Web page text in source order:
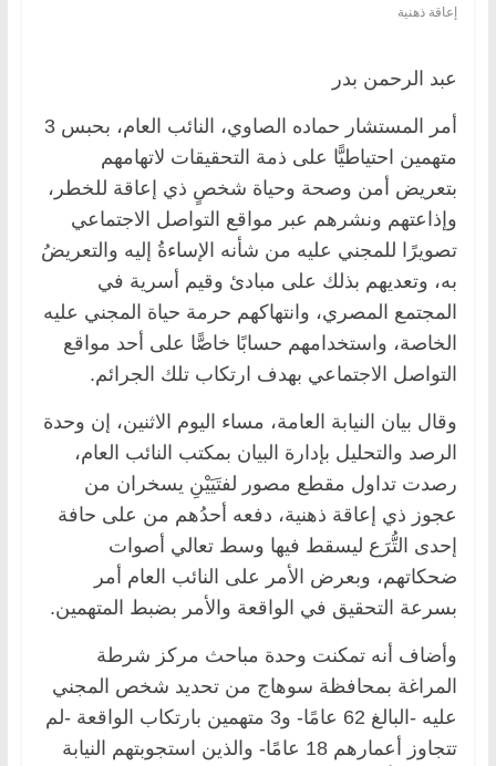
إعاقة ذهنية
عبد الرحمن بدر
أمر المستشار حماده الصاوي، النائب العام، بحبس 3
متهمين احتياطيًّا على ذمة التحقيقات لاتهامهم
بتعريض أمن وصحة وحياة شخصٍ ذي إعاقة للخطر،
وإذاعتهم ونشرهم عبر مواقع التواصل الاجتماعي
تصويرًا للمجني عليه من شأنه الإساءةُ إليه والتعريضُ
به، وتعديهم بذلك على مبادئ وقيم أسرية في
المجتمع المصري، وانتهاكهم حرمة حياة المجني عليه
الخاصة، واستخدامهم حسابًا خاصًّا على أحد مواقع
التواصل الاجتماعي بهدف ارتكاب تلك الجرائم.
وقال بيان النيابة العامة، مساء اليوم الاثنين، إن وحدة
الرصد والتحليل بإدارة البيان بمكتب النائب العام،
رصدت تداول مقطع مصور لفتَيَيْنِ يسخران من
عجوز ذي إعاقة ذهنية، دفعه أحدُهم من على حافة
إحدى التُّرَع ليسقط فيها وسط تعالي أصوات
ضحكاتهم، وبعرض الأمر على النائب العام أمر
بسرعة التحقيق في الواقعة والأمر بضبط المتهمين.
وأضاف أنه تمكنت وحدة مباحث مركز شرطة
المراغة بمحافظة سوهاج من تحديد شخص المجني
عليه -البالغ 62 عامًا- و3 متهمين بارتكاب الواقعة -لم
تتجاوز أعمارهم 18 عامًا- والذين استجوبتهم النيابة